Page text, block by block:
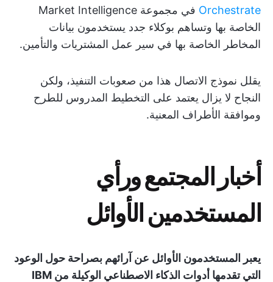
Orchestrate
في مجموعة Market Intelligence
الخاصة بها وتساهم بوكلاء جدد يستخدمون بيانات
المخاطر الخاصة بها في سير عمل المشتريات والتأمين.
يقلل نموذج الاتصال هذا من صعوبات التنفيذ، ولكن
النجاح لا يزال يعتمد على التخطيط المدروس للطرح
وموافقة الأطراف المعنية.
أخبار المجتمع ورأي
المستخدمين الأوائل
يعبر المستخدمون الأوائل عن آرائهم بصراحة حول الوعود
التي تقدمها أدوات الذكاء الاصطناعي الوكيلة من IBM